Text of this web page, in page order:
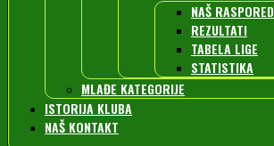
NAŠ RASPORED
REZULTATI
TABELA LIGE
STATISTIKA
MLAĐE KATEGORIJE
ISTORIJA KLUBA
NAŠ KONTAKT